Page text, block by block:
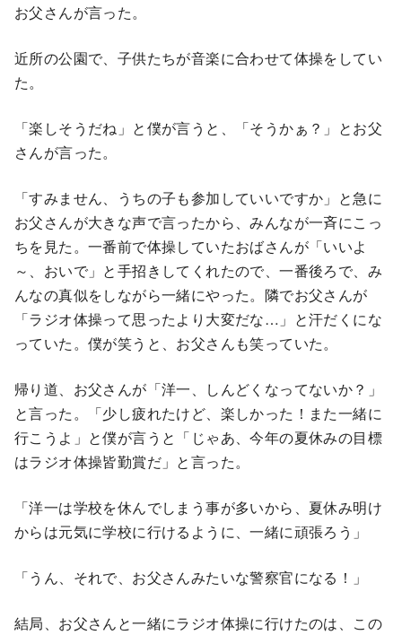
お父さんが言った。
近所の公園で、子供たちが音楽に合わせて体操をしてい
た。
「楽しそうだね」と僕が言うと、「そうかぁ？」とお父
さんが言った。
「すみません、うちの子も参加していいですか」と急に
お父さんが大きな声で言ったから、みんなが一斉にこっ
ちを見た。一番前で体操していたおばさんが「いいよ
～、おいで」と手招きしてくれたので、一番後ろで、み
んなの真似をしながら一緒にやった。隣でお父さんが
「ラジオ体操って思ったより大変だな…」と汗だくにな
っていた。僕が笑うと、お父さんも笑っていた。
帰り道、お父さんが「洋一、しんどくなってないか？」
と言った。「少し疲れたけど、楽しかった！また一緒に
行こうよ」と僕が言うと「じゃあ、今年の夏休みの目標
はラジオ体操皆勤賞だ」と言った。
「洋一は学校を休んでしまう事が多いから、夏休み明け
からは元気に学校に行けるように、一緒に頑張ろう」
「うん、それで、お父さんみたいな警察官になる！」
結局、お父さんと一緒にラジオ体操に行けたのは、この